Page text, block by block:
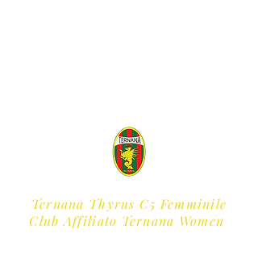
Ternana Thyrus C5 Femminile
​Club Affiliato Ternana Women